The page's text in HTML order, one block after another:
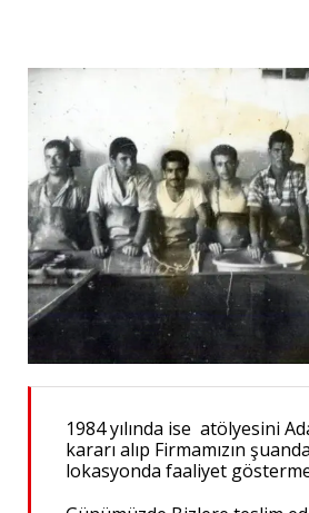
1984 yılında ise atölyesini
kararı alıp Firmamızın
lokasyonda faaliyet